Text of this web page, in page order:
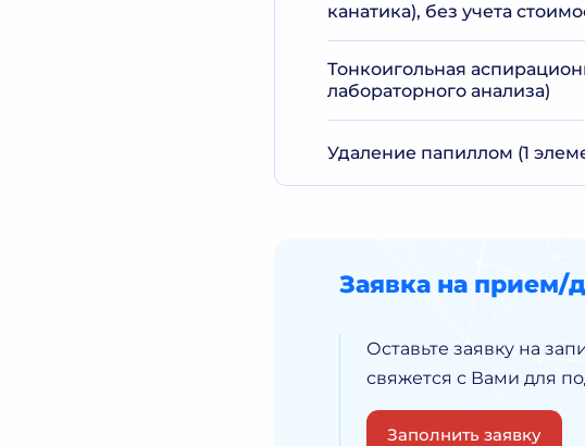
канатика), без учета
Тонкоигольная
лабораторного анализа)
Удаление папиллом (1
Заявка на прием/
Оставьте заявку на
свяжется с Вами для
Заполнить заявку